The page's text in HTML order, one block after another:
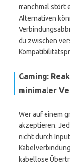
manchmal stört
Alternativen
du zwischen
Gaming:
minimaler
Wer auf einem
akzeptieren.
nicht durch
kabellose